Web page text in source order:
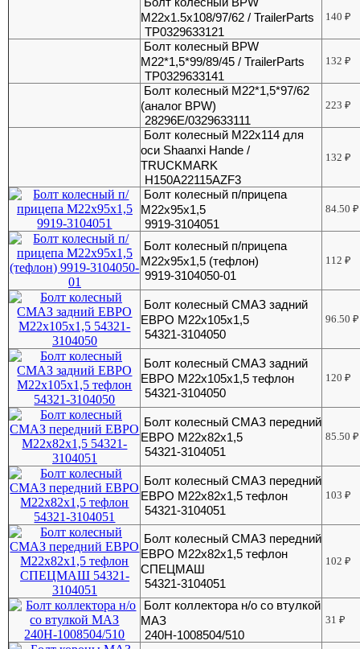
M22x1.5x108/97/62 / TrailerParts
TP0329633121
140₽
Болт колесный BPW
М22*1,5*99/89/45 / TrailerParts
TP0329633141
132₽
Болт колесный М22*1,5*97/62
(аналог BPW)
28296E/0329633111
223₽
Болт колесный М22х114 для
оси Shaanxi Hande /
TRUCKMARK
H150A22115AZF3
132₽
Болт колесный п/прицепа
М22х95х1,5
9919-3104051
84.50₽
Болт колесный п/прицепа
М22х95х1,5 (тефлон)
9919-3104050-01
112₽
Болт колесный СМАЗ задний
ЕВРО М22x105x1,5
54321-3104050
96.50₽
Болт колесный СМАЗ задний
ЕВРО М22х105х1,5 тефлон
54321-3104050
120₽
Болт колесный СМАЗ передний
ЕВРО М22х82х1,5
54321-3104051
85.50₽
Болт колесный СМАЗ передний
ЕВРО М22х82х1,5 тефлон
54321-3104051
103₽
Болт колесный СМАЗ передний
ЕВРО М22х82х1,5 тефлон
СПЕЦМАШ
54321-3104051
102₽
Болт коллектора н/о со втулкой
МАЗ
240Н-1008504/510
31₽